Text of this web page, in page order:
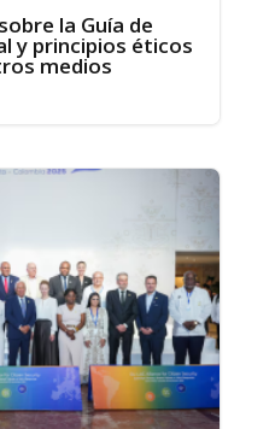
la Guía de
y principios éticos
medios